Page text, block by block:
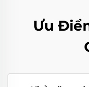
Ưu